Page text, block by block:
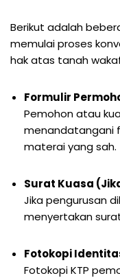
Berikut adalah
memulai proses
hak atas tanah
Formulir
Pemohon atau
menandatangani
materai yang sah.
Surat Kuasa
Jika pengurusan
menyertakan
Fotokopi
Fotokopi KTP